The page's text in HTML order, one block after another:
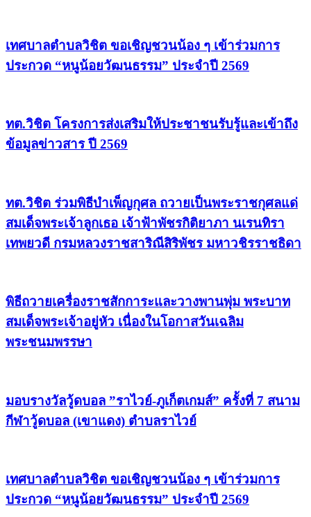
เทศบาลตำบลวิชิต ขอเชิญชวนน้อง ๆ เข้าร่วมการ
ประกวด “หนูน้อยวัฒนธรรม” ประจำปี 2569
ทต.วิชิต โครงการส่งเสริมให้ประชาชนรับรู้และเข้าถึง
ข้อมูลข่าวสาร ปี 2569
ทต.วิชิต ร่วมพิธีบำเพ็ญกุศล ถวายเป็นพระราชกุศลแด่
สมเด็จพระเจ้าลูกเธอ เจ้าฟ้าพัชรกิติยาภา นเรนทิรา
เทพยวดี กรมหลวงราชสาริณีสิริพัชร มหาวชิรราชธิดา
พิธีถวายเครื่องราชสักการะและวางพานพุ่ม พระบาท
สมเด็จพระเจ้าอยู่หัว เนื่องในโอกาสวันเฉลิม
พระชนมพรรษา
มอบรางวัลวู้ดบอล ”ราไวย์-ภูเก็ตเกมส์” ครั้งที่ 7 สนาม
กีฬาวู้ดบอล (เขาแดง) ตำบลราไวย์
เทศบาลตำบลวิชิต ขอเชิญชวนน้อง ๆ เข้าร่วมการ
ประกวด “หนูน้อยวัฒนธรรม” ประจำปี 2569